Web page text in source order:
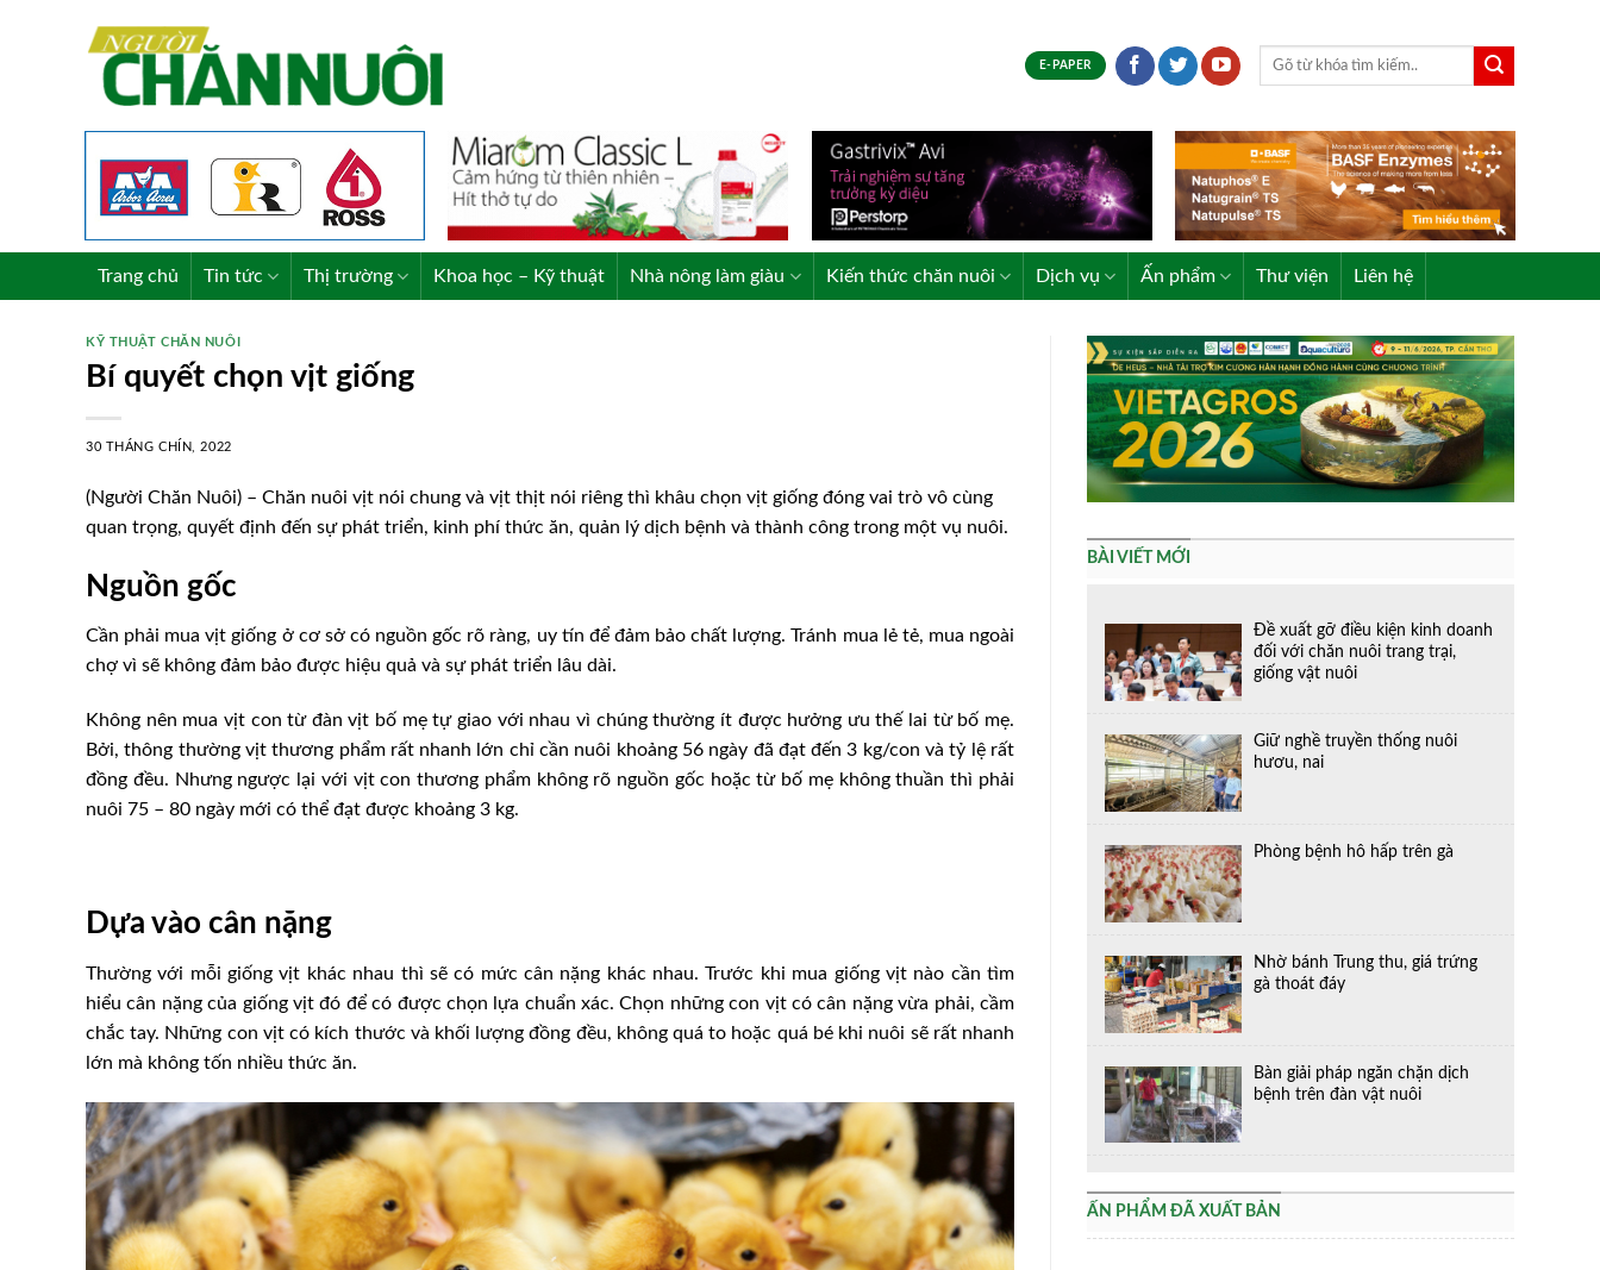
E-PAPER
Trang chủ Tin tức Thị trường Khoa học – Kỹ thuật Nhà nông làm giàu Kiến thức chăn nuôi Dịch vụ Ấn phẩm Thư viện Liên hệ
KỸ THUẬT CHĂN NUÔI
Bí quyết chọn vịt giống
30 THÁNG CHÍN, 2022
(Người Chăn Nuôi) – Chăn nuôi vịt nói chung và vịt thịt nói riêng thì khâu chọn vịt giống đóng vai trò vô cùng
quan trọng, quyết định đến sự phát triển, kinh phí thức ăn, quản lý dịch bệnh và thành công trong một vụ nuôi.
Nguồn gốc
Cần phải mua vịt giống ở cơ sở có nguồn gốc rõ ràng, uy tín để đảm bảo chất lượng. Tránh mua lẻ tẻ, mua ngoài
chợ vì sẽ không đảm bảo được hiệu quả và sự phát triển lâu dài.
Không nên mua vịt con từ đàn vịt bố mẹ tự giao với nhau vì chúng thường ít được hưởng ưu thế lai từ bố mẹ.
Bởi, thông thường vịt thương phẩm rất nhanh lớn chỉ cần nuôi khoảng 56 ngày đã đạt đến 3 kg/con và tỷ lệ rất
đồng đều. Nhưng ngược lại với vịt con thương phẩm không rõ nguồn gốc hoặc từ bố mẹ không thuần thì phải
nuôi 75 – 80 ngày mới có thể đạt được khoảng 3 kg.
Dựa vào cân nặng
Thường với mỗi giống vịt khác nhau thì sẽ có mức cân nặng khác nhau. Trước khi mua giống vịt nào cần tìm
hiểu cân nặng của giống vịt đó để có được chọn lựa chuẩn xác. Chọn những con vịt có cân nặng vừa phải, cầm
chắc tay. Những con vịt có kích thước và khối lượng đồng đều, không quá to hoặc quá bé khi nuôi sẽ rất nhanh
lớn mà không tốn nhiều thức ăn.
BÀI VIẾT MỚI
Đề xuất gỡ điều kiện kinh doanh
đối với chăn nuôi trang trại,
giống vật nuôi
Giữ nghề truyền thống nuôi
hươu, nai
Phòng bệnh hô hấp trên gà
Nhờ bánh Trung thu, giá trứng
gà thoát đáy
Bàn giải pháp ngăn chặn dịch
bệnh trên đàn vật nuôi
ẤN PHẨM ĐÃ XUẤT BẢN